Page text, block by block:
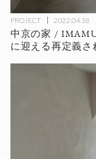
PROJECT 2022.04.18
中京の家 /
に迎える再定義さ